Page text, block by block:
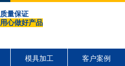
质量保证
用心做好产品
模具加工 客户案例